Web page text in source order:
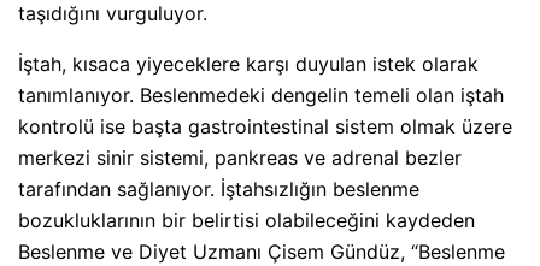
taşıdığını vurguluyor.
İştah, kısaca yiyeceklere karşı duyulan istek olarak
tanımlanıyor. Beslenmedeki dengelin temeli olan iştah
kontrolü ise başta gastrointestinal sistem olmak üzere
merkezi sinir sistemi, pankreas ve adrenal bezler
tarafından sağlanıyor. İştahsızlığın beslenme
bozukluklarının bir belirtisi olabileceğini kaydeden
Beslenme ve Diyet Uzmanı Çisem Gündüz, “Beslenme